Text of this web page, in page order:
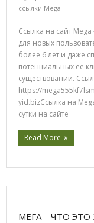
ссылки Mega
Ссылка на сайт
для новых
более 6 лет и даже
потенциальных ее
существовании.
https://
yid.bizСсылка на
сутки на сайте
Read More
МЕГА – ЧТО ЭТО